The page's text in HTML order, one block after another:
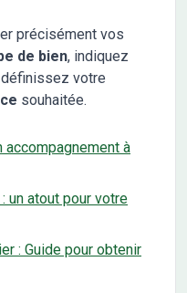
précisément vos
de bien, indiquez
votre
souhaitée.
accompagnement à
un atout pour votre
: Guide pour obtenir